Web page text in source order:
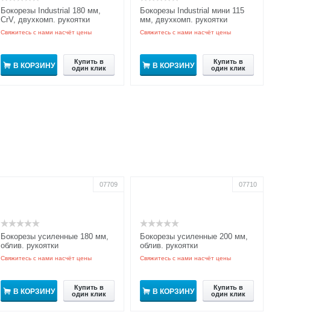
Бокорезы Industrial 180 мм,
CrV, двухкомп. рукоятки
Свяжитесь с нами насчёт цены
В КОРЗИНУ
Купить в
один клик
Бокорезы Industrial мини 115
мм, двухкомп. рукоятки
Свяжитесь с нами насчёт цены
В КОРЗИНУ
Купить в
один клик
07709
Бокорезы усиленные 180 мм,
облив. рукоятки
Свяжитесь с нами насчёт цены
В КОРЗИНУ
Купить в
один клик
07710
Бокорезы усиленные 200 мм,
облив. рукоятки
Свяжитесь с нами насчёт цены
В КОРЗИНУ
Купить в
один клик